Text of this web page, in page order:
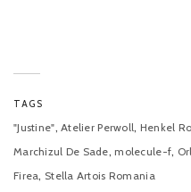
TAGS
"Justine",Atelier Perwoll, Henkel
Marchizul De Sade,molecule-f,
Firea, Stella Artois Romania